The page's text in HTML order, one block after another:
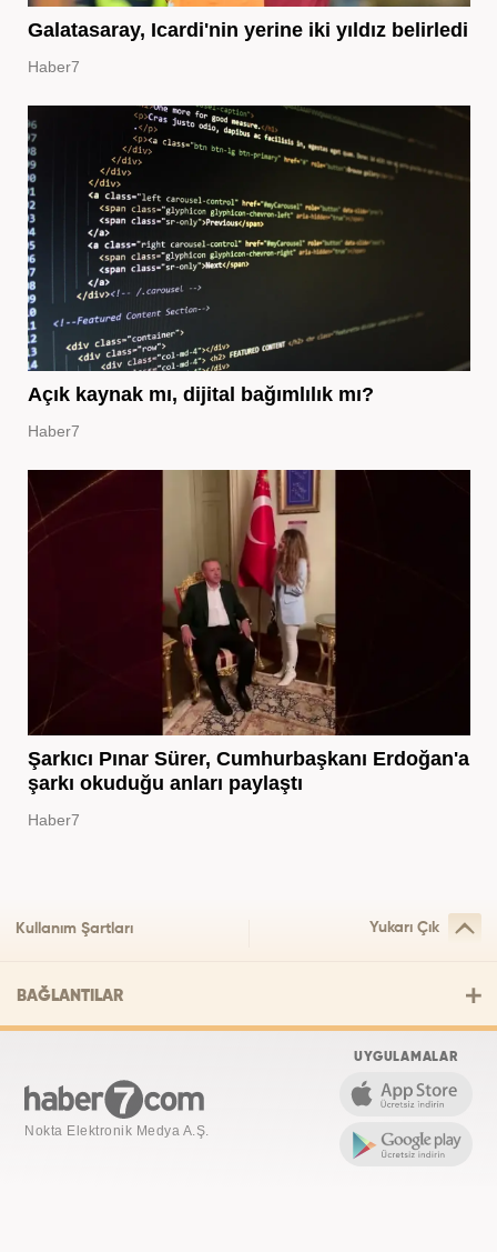
Galatasaray, Icardi'nin yerine iki yıldız belirledi
Haber7
Açık kaynak mı, dijital bağımlılık mı?
Haber7
Şarkıcı Pınar Sürer, Cumhurbaşkanı Erdoğan'a
şarkı okuduğu anları paylaştı
Haber7
Kullanım Şartları Yukarı Çık
BAĞLANTILAR
Nokta Elektronik Medya A.Ş.
UYGULAMALAR